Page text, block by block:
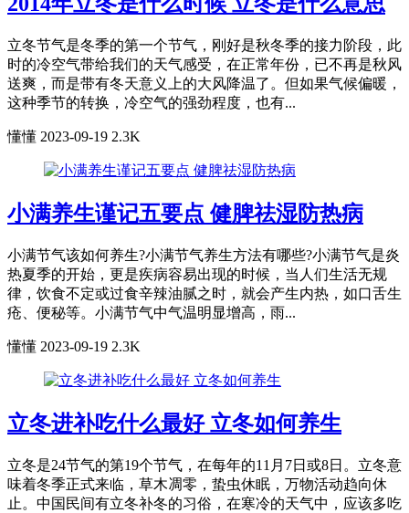
立冬节气是冬季的第一个节气，刚好是秋冬季的接力阶段，此
时的冷空气带给我们的天气感受，在正常年份，已不再是秋风
送爽，而是带有冬天意义上的大风降温了。但如果气候偏暖，
这种季节的转换，冷空气的强劲程度，也有...
懂懂 2023-09-19 2.3K
小满养生谨记五要点 健脾祛湿防热病
小满节气该如何养生?小满节气养生方法有哪些?小满节气是炎
热夏季的开始，更是疾病容易出现的时候，当人们生活无规
律，饮食不定或过食辛辣油腻之时，就会产生内热，如口舌生
疮、便秘等。小满节气中气温明显增高，雨...
懂懂 2023-09-19 2.3K
立冬进补吃什么最好 立冬如何养生
立冬是24节气的第19个节气，在每年的11月7日或8日。立冬意
味着冬季正式来临，草木凋零，蛰虫休眠，万物活动趋向休
止。中国民间有立冬补冬的习俗，在寒冷的天气中，应该多吃